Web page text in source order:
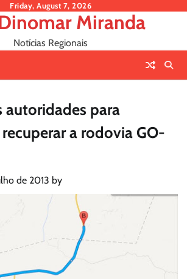
Friday, August 7, 2026
Miranda
Notícias Regionais
autoridades para
a rodovia GO-
de 2013 by